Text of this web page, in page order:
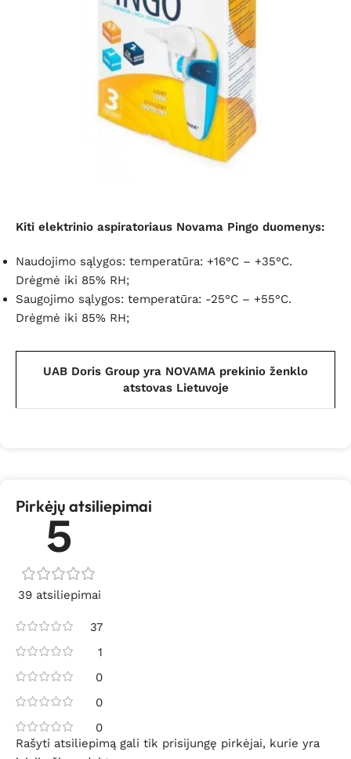
Kiti elektrinio aspiratoriaus Novama Pingo duomenys:
Naudojimo sąlygos: temperatūra: +16°C – +35°C.
Drėgmė iki 85% RH;
Saugojimo sąlygos: temperatūra: -25°C – +55°C.
Drėgmė iki 85% RH;
UAB Doris Group yra NOVAMA prekinio ženklo
atstovas Lietuvoje
Pirkėjų atsiliepimai
5
39 atsiliepimai
37
1
0
0
0
Rašyti atsiliepimą gali tik prisijungę pirkėjai, kurie yra